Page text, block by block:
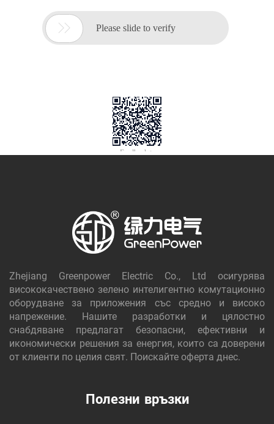
Zhejiang Greenpower Electric Co., Ltd осигурява
висококачествено зелено интелигентно комутационно
оборудване за приложения със средно и високо
напрежение. Нашите разработки и цялостно
снабдяване предлагат безопасни, ефективни и
икономически решения за енергия, които са доверени
от клиенти по целия свят. Поискайте оферта днес.
Полезни връзки